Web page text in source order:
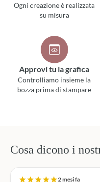
Ogni creazione è realizzata
su misura
Approvi tu la grafica
Controlliamo insieme la
bozza prima di stampare
Cosa dicono i
2 mesi fa